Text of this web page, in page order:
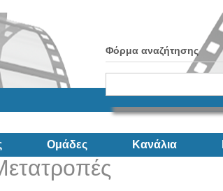
Φόρμα αναζήτησης
Ομάδες Κανάλια